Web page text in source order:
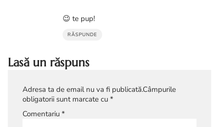
😉 te pup!
RĂSPUNDE
Lasă un răspuns
Adresa ta de email nu va fi publicată.Câmpurile
obligatorii sunt marcate cu *
Comentariu *